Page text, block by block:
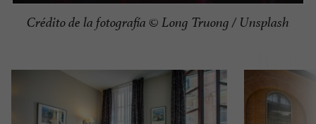
Crédito de la fotografía © Long Truong / Unsplash